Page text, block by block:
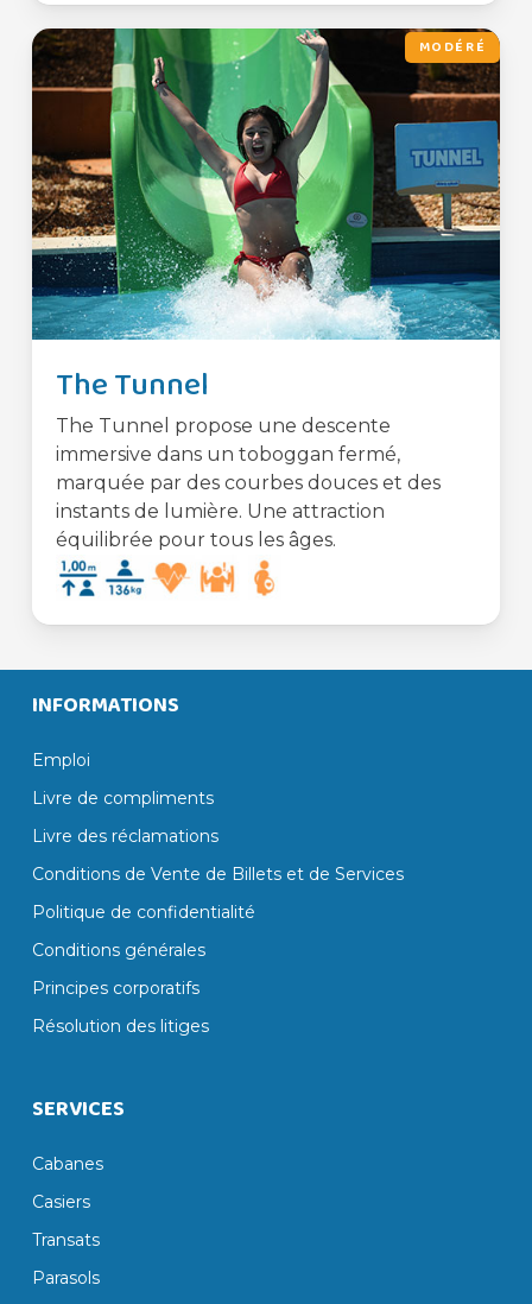
MODÉRÉ
The Tunnel
The Tunnel propose une descente
immersive dans un toboggan fermé,
marquée par des courbes douces et des
instants de lumière. Une attraction
équilibrée pour tous les âges.
INFORMATIONS
Emploi
Livre de compliments
Livre des réclamations
Conditions de Vente de Billets et de Services
Politique de confidentialité
Conditions générales
Principes corporatifs
Résolution des litiges
SERVICES
Cabanes
Casiers
Transats
Parasols